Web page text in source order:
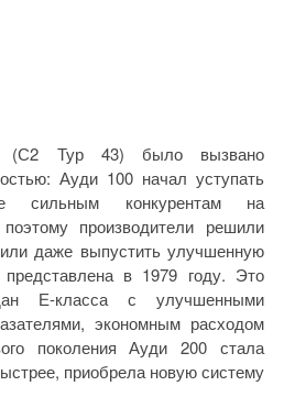
(С2 Тур 43) было вызвано
Ауди 100 начал уступать
сильным конкурентам на
производители решили
даже выпустить улучшенную
в 1979 году. Это
Е-класса с улучшенными
экономным расходом
поколения Ауди 200 стала
приобрела новую систему